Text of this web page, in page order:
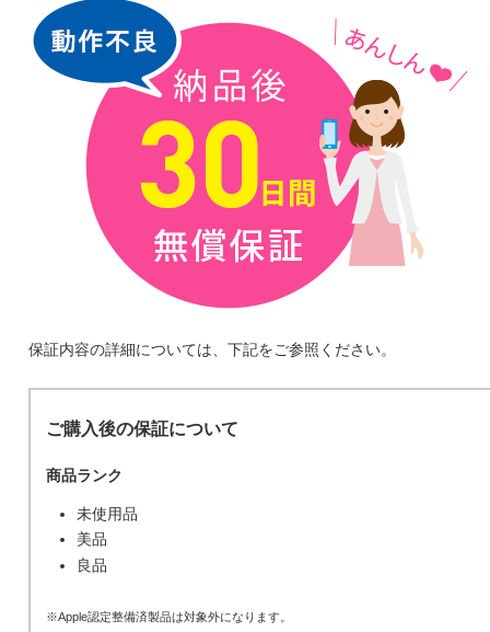
保証内容の詳細については、下記をご参照ください。
ご購入後の保証について
商品ランク
未使用品
美品
良品
※Apple認定整備済製品は対象外になります。